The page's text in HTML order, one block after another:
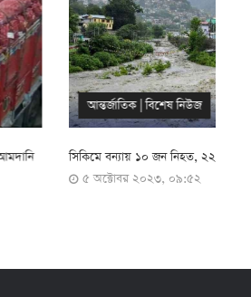
আন্তর্জাতিক |বিশেষ নিউজ
সিকিমে বন্যায় ১০ জন নিহত, ২২ সৈন্য নিখোঁজ
৫ অক্টোবর ২০২৩, ০৯:৫২